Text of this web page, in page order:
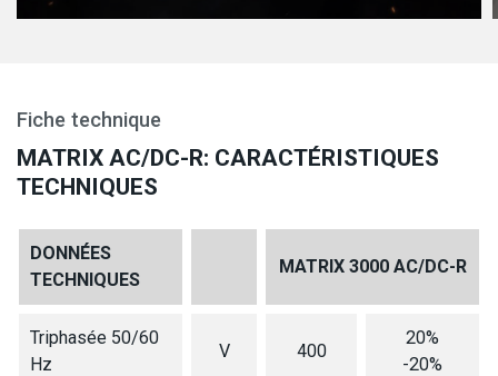
Fiche technique
MATRIX AC/DC-R: CARACTÉRISTIQUES
TECHNIQUES
DONNÉES
TECHNIQUES
MATRIX 3000 AC/DC-R
Triphasée 50/60
Hz
V 400
20%
-20%